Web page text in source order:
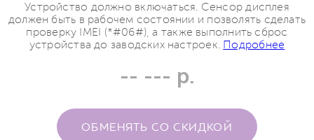
Устройство должно включаться. Сенсор дисплея
должен быть в рабочем состоянии и позволять сделать
проверку IMEI (*#06#), а также выполнить сброс
устройства до заводских настроек. Подробнее
-- --- р.
ОБМЕНЯТЬ СО СКИДКОЙ